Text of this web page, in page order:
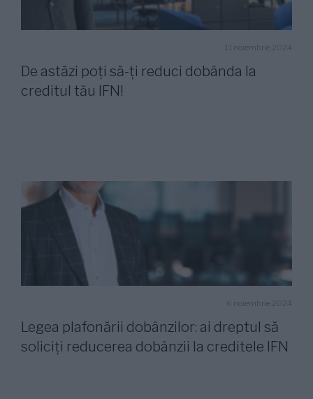
11 noiembrie 2024
De astăzi poți să-ți reduci dobânda la
creditul tău IFN!
6 noiembrie 2024
Legea plafonării dobânzilor: ai dreptul să
soliciți reducerea dobânzii la creditele IFN